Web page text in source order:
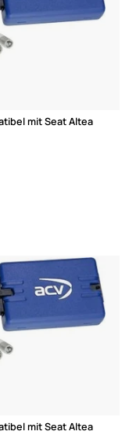
mit Seat Altea
mit Seat Altea